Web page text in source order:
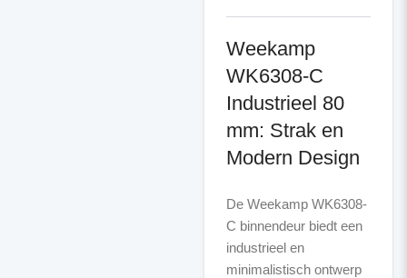
Weekamp
WK6308-C
Industrieel 80
mm: Strak en
Modern Design
De Weekamp WK6308-
C binnendeur biedt een
industrieel en
minimalistisch ontwerp